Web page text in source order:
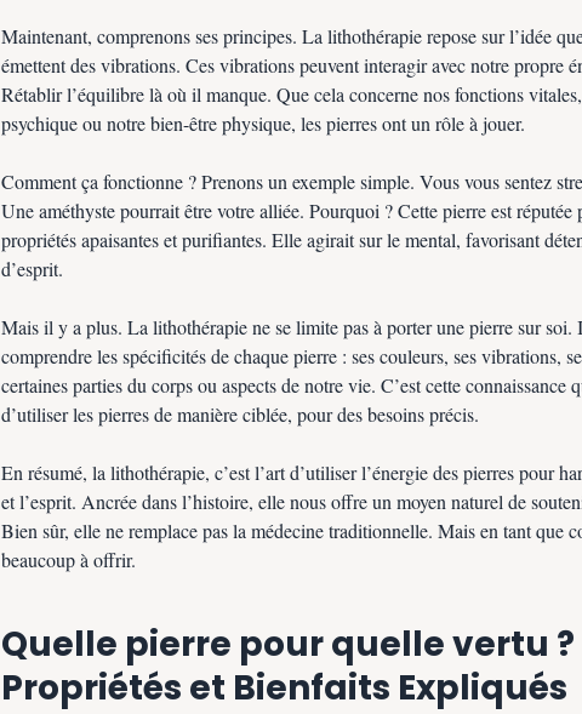
Maintenant, comprenons ses principes. La lithothérapie repose sur l’idée
émettent des vibrations. Ces vibrations peuvent interagir avec notre propre
Rétablir l’équilibre là où il manque. Que cela concerne nos fonctions
psychique ou notre bien-être physique, les pierres ont un rôle à jouer.
Comment ça fonctionne ? Prenons un exemple simple. Vous vous sentez
Une améthyste pourrait être votre alliée. Pourquoi ? Cette pierre est réputée
propriétés apaisantes et purifiantes. Elle agirait sur le mental, favorisant
d’esprit.
Mais il y a plus. La lithothérapie ne se limite pas à porter une pierre sur soi.
comprendre les spécificités de chaque pierre : ses couleurs, ses vibrations,
certaines parties du corps ou aspects de notre vie. C’est cette connaissance
d’utiliser les pierres de manière ciblée, pour des besoins précis.
En résumé, la lithothérapie, c’est l’art d’utiliser l’énergie des pierres pour
et l’esprit. Ancrée dans l’histoire, elle nous offre un moyen naturel de
Bien sûr, elle ne remplace pas la médecine traditionnelle. Mais en tant que
beaucoup à offrir.
Quelle pierre pour quelle vertu ?
Propriétés et Bienfaits Expliqués